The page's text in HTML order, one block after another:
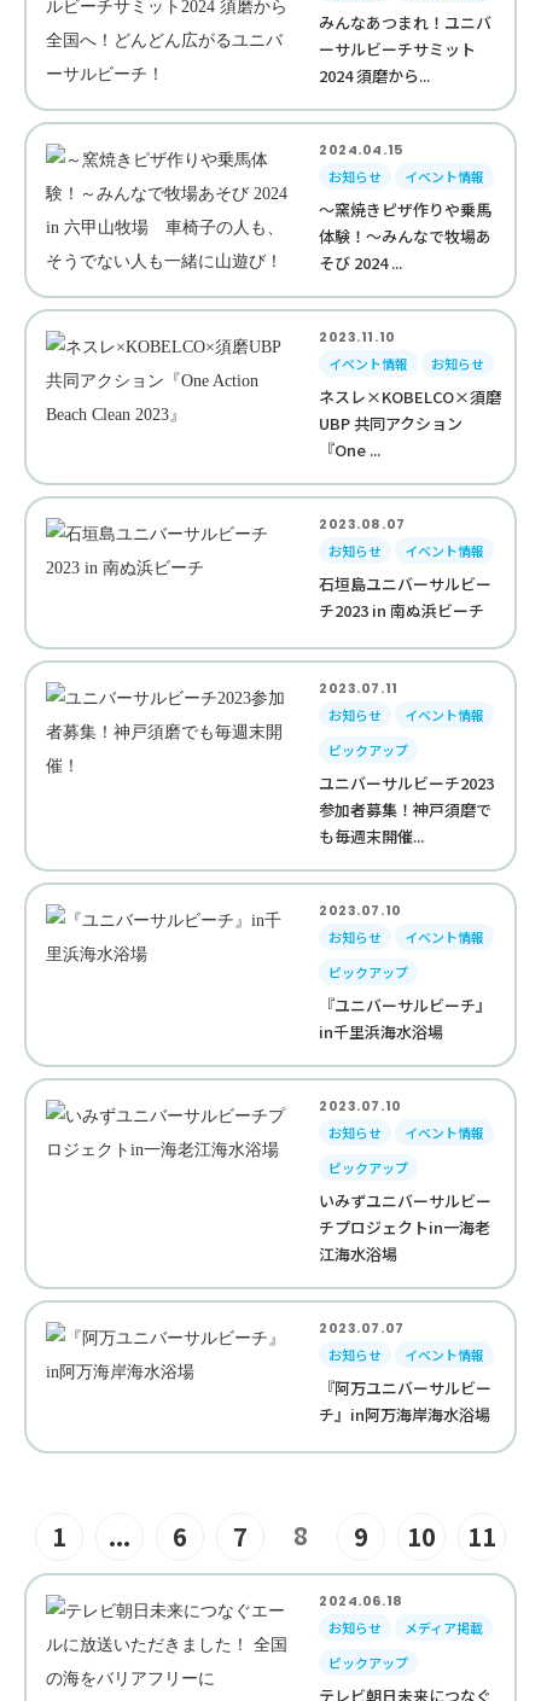
みんなあつまれ！ユニバ
ーサルビーチサミット
2024 須磨から...
2024.04.15
お知らせ
イベント情報
～窯焼きピザ作りや乗馬
体験！～みんなで牧場あ
そび 2024 ...
2023.11.10
イベント情報
お知らせ
ネスレ×KOBELCO×須磨
UBP 共同アクション
『One ...
2023.08.07
お知らせ
イベント情報
石垣島ユニバーサルビー
チ2023 in 南ぬ浜ビーチ
2023.07.11
お知らせ
イベント情報
ピックアップ
ユニバーサルビーチ2023
参加者募集！神戸須磨で
も毎週末開催...
2023.07.10
お知らせ
イベント情報
ピックアップ
『ユニバーサルビーチ』
in千里浜海水浴場
2023.07.10
お知らせ
イベント情報
ピックアップ
いみずユニバーサルビー
チプロジェクトin一海老
江海水浴場
2023.07.07
お知らせ
イベント情報
『阿万ユニバーサルビー
チ』in阿万海岸海水浴場
1 ... 6 7 8 9 10 11
2024.06.18
お知らせ
メディア掲載
ピックアップ
テレビ朝日未来につなぐ